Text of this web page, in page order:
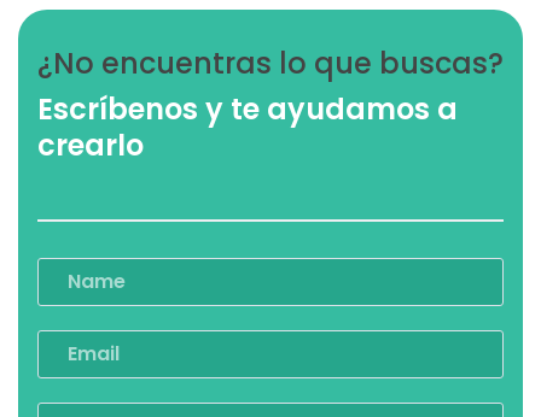
¿No encuentras lo que buscas?
Escríbenos y te ayudamos a
crearlo